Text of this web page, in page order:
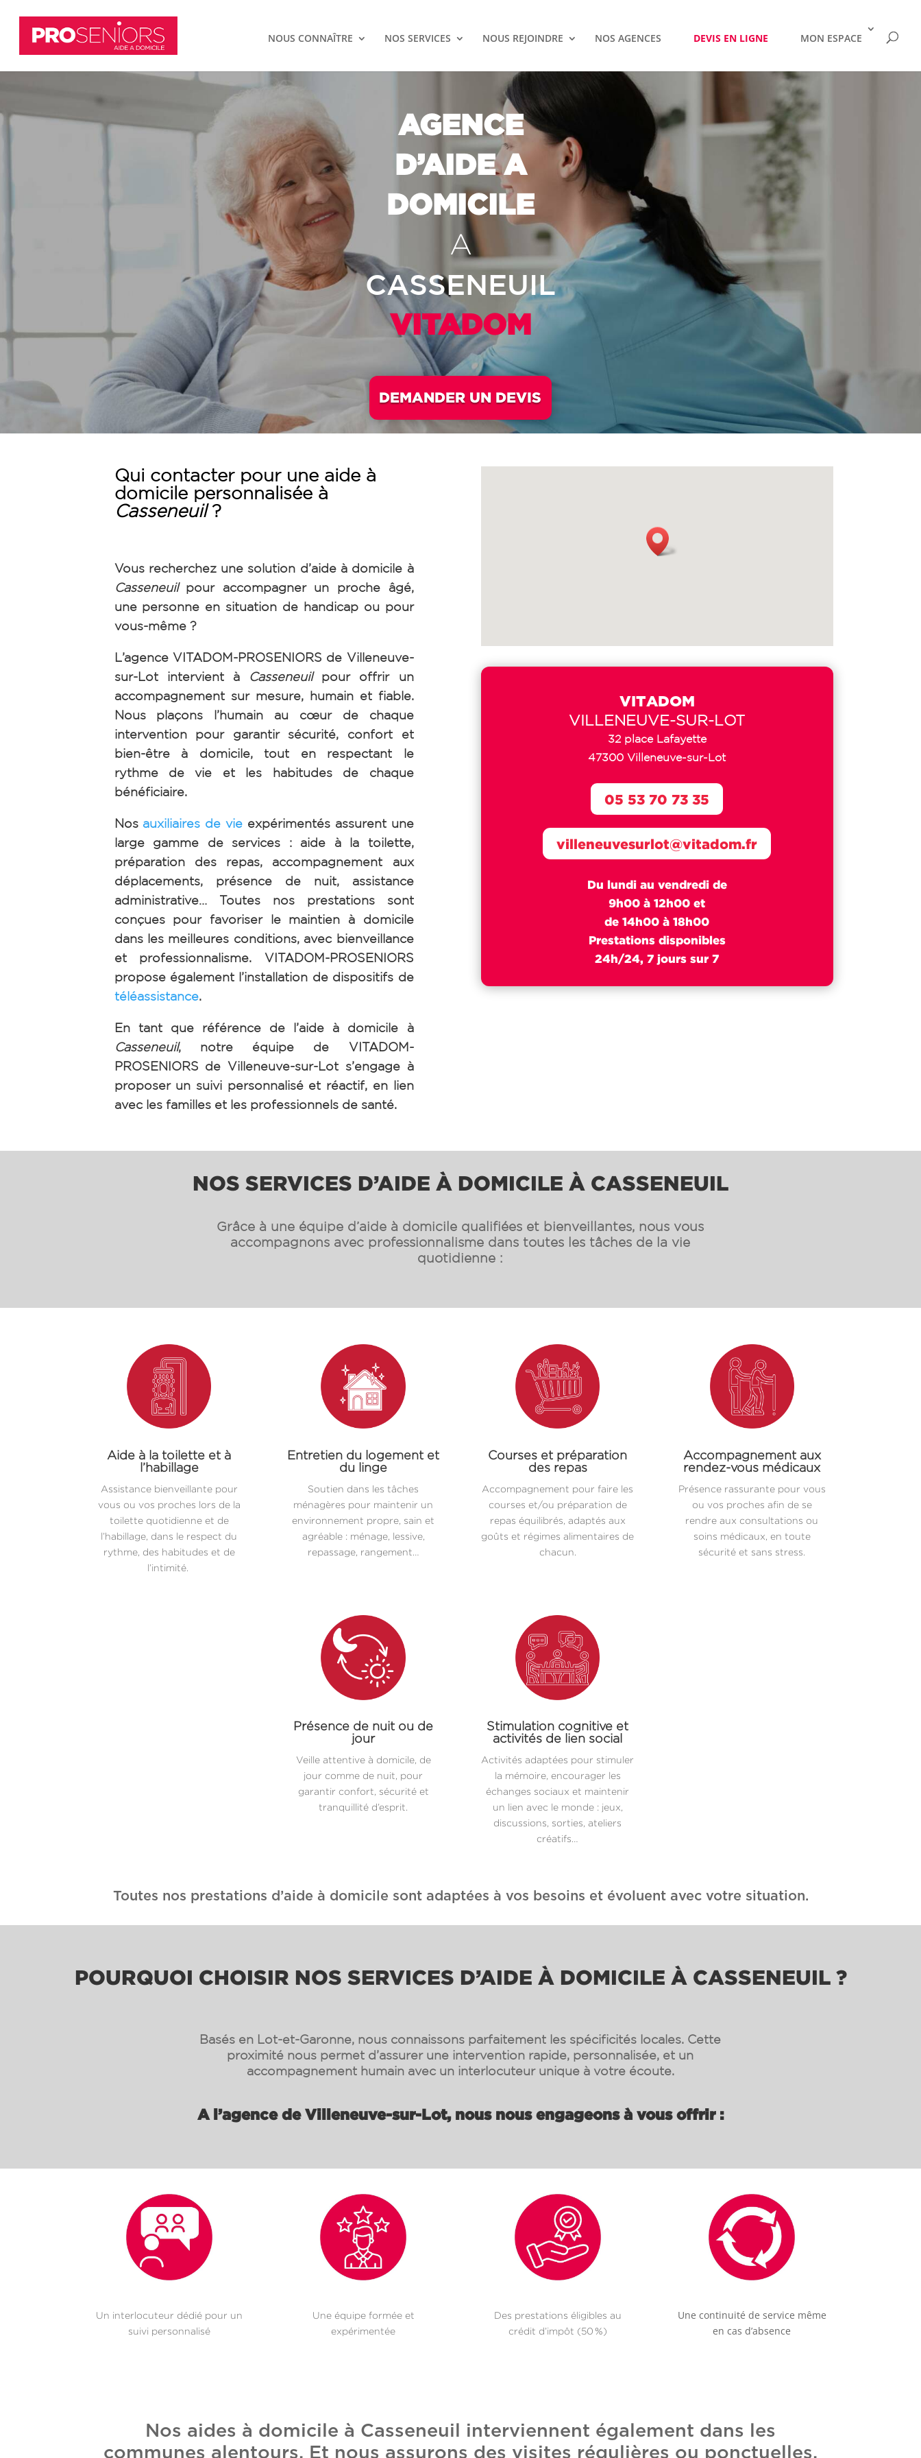
NOUS CONNAÎTRE NOS SERVICES NOUS REJOINDRE NOS AGENCES DEVIS EN LIGNE MON ESPACE
AGENCE
D’AIDE A
DOMICILE
A
CASSENEUIL
VITADOM
DEMANDER UN DEVIS
Qui contacter pour une aide à
domicile personnalisée à
Casseneuil?
Vous recherchez une solution d’aide à domicile à
Casseneuil pour accompagner un proche âgé,
une personne en situation de handicap ou pour
vous-même ?
L’agence VITADOM-PROSENIORS de Villeneuve-
sur-Lot intervient à Casseneuil pour offrir un
accompagnement sur mesure, humain et fiable.
Nous plaçons l’humain au cœur de chaque
intervention pour garantir sécurité, confort et
bien-être à domicile, tout en respectant le
rythme de vie et les habitudes de chaque
bénéficiaire.
Nos auxiliaires de vie expérimentés assurent une
large gamme de services : aide à la toilette,
préparation des repas, accompagnement aux
déplacements, présence de nuit, assistance
administrative… Toutes nos prestations sont
conçues pour favoriser le maintien à domicile
dans les meilleures conditions, avec bienveillance
et professionnalisme. VITADOM-PROSENIORS
propose également l’installation de dispositifs de
téléassistance.
En tant que référence de l’aide à domicile à
Casseneuil, notre équipe de VITADOM-
PROSENIORS de Villeneuve-sur-Lot s’engage à
proposer un suivi personnalisé et réactif, en lien
avec les familles et les professionnels de santé.
VITADOM
VILLENEUVE-SUR-LOT
32 place Lafayette
47300 Villeneuve-sur-Lot
Du lundi au vendredi de
9h00 à 12h00 et
de 14h00 à 18h00
Prestations disponibles
24h/24, 7 jours sur 7
villeneuvesurlot@vitadom.fr
05 53 70 73 35
NOS SERVICES D’AIDE À DOMICILE À CASSENEUIL
Grâce à une équipe d’aide à domicile qualifiées et bienveillantes, nous vous
accompagnons avec professionnalisme dans toutes les tâches de la vie
quotidienne :
Aide à la toilette et à
l’habillage
Assistance bienveillante pour
vous ou vos proches lors de la
toilette quotidienne et de
l’habillage, dans le respect du
rythme, des habitudes et de
l’intimité.
Entretien du logement et
du linge
Soutien dans les tâches
ménagères pour maintenir un
environnement propre, sain et
agréable : ménage, lessive,
repassage, rangement…
Courses et préparation
des repas
Accompagnement pour faire les
courses et/ou préparation de
repas équilibrés, adaptés aux
goûts et régimes alimentaires de
chacun.
Accompagnement aux
rendez-vous médicaux
Présence rassurante pour vous
ou vos proches afin de se
rendre aux consultations ou
soins médicaux, en toute
sécurité et sans stress.
Présence de nuit ou de
jour
Veille attentive à domicile, de
jour comme de nuit, pour
garantir confort, sécurité et
tranquillité d’esprit.
Stimulation cognitive et
activités de lien social
Activités adaptées pour stimuler
la mémoire, encourager les
échanges sociaux et maintenir
un lien avec le monde : jeux,
discussions, sorties, ateliers
créatifs…
Toutes nos prestations d’aide à domicile sont adaptées à vos besoins et évoluent avec votre situation.
POURQUOI CHOISIR NOS SERVICES D’AIDE À DOMICILE À CASSENEUIL ?
Basés en Lot-et-Garonne, nous connaissons parfaitement les spécificités locales. Cette
proximité nous permet d’assurer une intervention rapide, personnalisée, et un
accompagnement humain avec un interlocuteur unique à votre écoute.
A l’agence de Villeneuve-sur-Lot, nous nous engageons à vous offrir :
Un interlocuteur dédié pour un
suivi personnalisé
Une équipe formée et
expérimentée
Des prestations éligibles au
crédit d’impôt (50 %)
Une continuité de service même
en cas d’absence
Nos aides à domicile à Casseneuil interviennent également dans les
communes alentours. Et nous assurons des visites régulières ou ponctuelles,